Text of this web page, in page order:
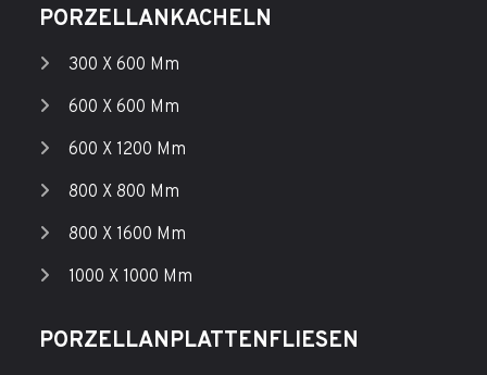
PORZELLANKACHELN
300 X 600 Mm
600 X 600 Mm
600 X 1200 Mm
800 X 800 Mm
800 X 1600 Mm
1000 X 1000 Mm
PORZELLANPLATTENFLIESEN